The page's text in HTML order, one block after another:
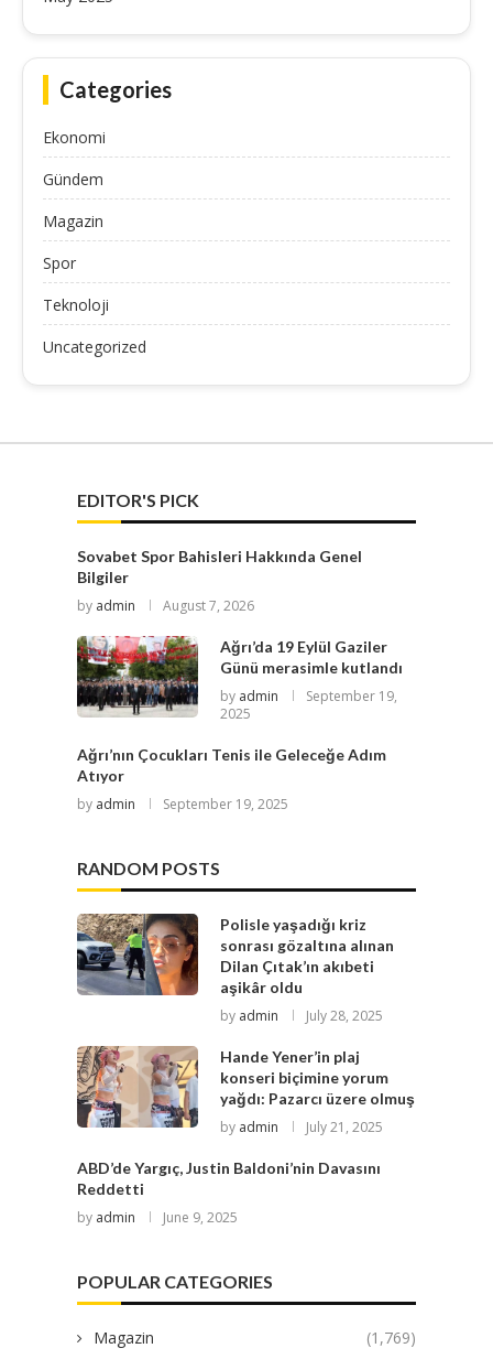
Categories
Ekonomi
Gündem
Magazin
Spor
Teknoloji
Uncategorized
EDITOR'S PICK
Sovabet Spor Bahisleri Hakkında Genel
Bilgiler
by admin August 7, 2026
Ağrı’da 19 Eylül Gaziler
Günü merasimle kutlandı
by admin
September 19,
2025
Ağrı’nın Çocukları Tenis ile Geleceğe Adım
Atıyor
by admin September 19, 2025
RANDOM POSTS
Polisle yaşadığı kriz
sonrası gözaltına alınan
Dilan Çıtak’ın akıbeti
aşikâr oldu
by admin July 28, 2025
Hande Yener’in plaj
konseri biçimine yorum
yağdı: Pazarcı üzere olmuş
by admin July 21, 2025
ABD’de Yargıç, Justin Baldoni’nin Davasını
Reddetti
by admin June 9, 2025
POPULAR CATEGORIES
Magazin
(1,769)